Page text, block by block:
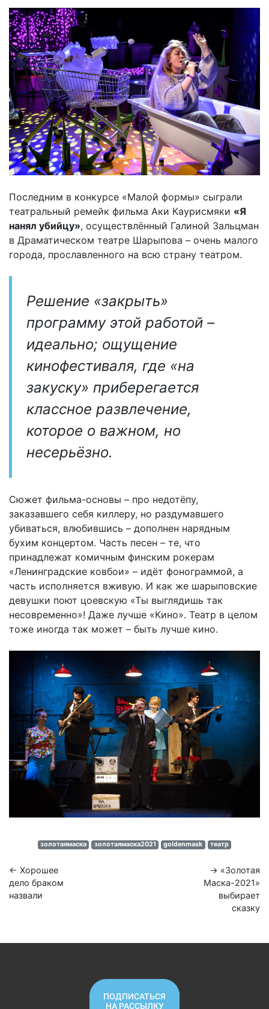
Последним в конкурсе «Малой формы» сыграли
театральный ремейк фильма Аки Каурисмяки «Я
нанял убийцу», осуществлённый Галиной Зальцман
в Драматическом театре Шарыпова – очень малого
города, прославленного на всю страну театром.
Решение «закрыть»
программу этой работой –
идеально; ощущение
кинофестиваля, где «на
закуску» приберегается
классное развлечение,
которое о важном, но
несерьёзно.
Сюжет фильма-основы – про недотёпу,
заказавшего себя киллеру, но раздумавшего
убиваться, влюбившись – дополнен нарядным
бухим концертом. Часть песен – те, что
принадлежат комичным финским рокерам
«Ленинградские ковбои» – идёт фонограммой, а
часть исполняется вживую. И как же шарыповские
девушки поют цоевскую «Ты выглядишь так
несовременно»! Даже лучше «Кино». Театр в целом
тоже иногда так может – быть лучше кино.
золотаямаска золотаямаска2021 goldenmask театр
← Хорошее
дело браком
назвали
→ «Золотая
Маска-2021»
выбирает
сказку
ПОДПИСАТЬСЯ
НА РАССЫЛКУ